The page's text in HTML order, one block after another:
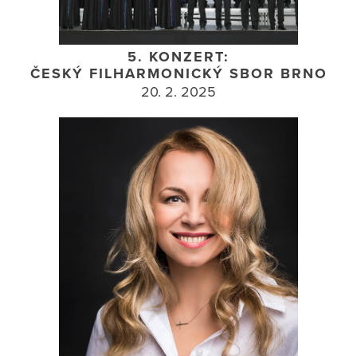
5. KONZERT:
ČESKÝ FILHARMONICKÝ SBOR BRNO
20. 2. 2025